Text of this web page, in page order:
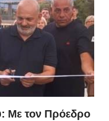
Με τον Πρόεδρο